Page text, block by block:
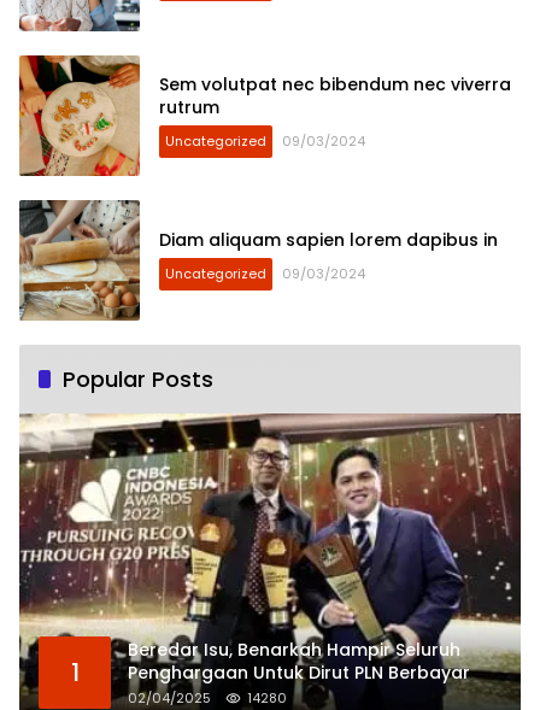
Sem volutpat nec bibendum nec viverra
rutrum
Uncategorized 09/03/2024
Diam aliquam sapien lorem dapibus in
Uncategorized 09/03/2024
Popular Posts
1
Beredar Isu, Benarkah Hampir Seluruh
Penghargaan Untuk Dirut PLN Berbayar
02/04/2025 14280